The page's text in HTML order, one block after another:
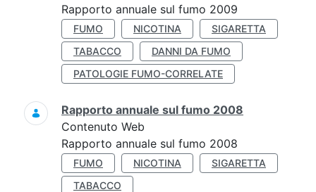
Rapporto annuale sul fumo 2009
FUMO NICOTINA
SIGARETTA
TABACCO
DANNI DA FUMO
PATOLOGIE FUMO-CORRELATE
Rapporto annuale sul fumo 2008
Contenuto Web
Rapporto annuale sul fumo 2008
FUMO NICOTINA
SIGARETTA
TABACCO